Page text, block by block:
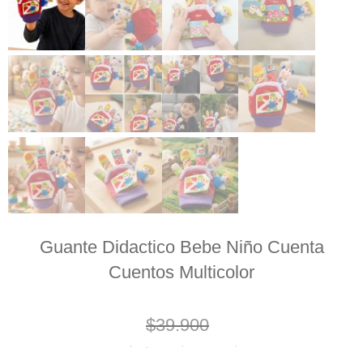
Guante Didactico Bebe Niño Cuenta
Cuentos Multicolor
$39.900